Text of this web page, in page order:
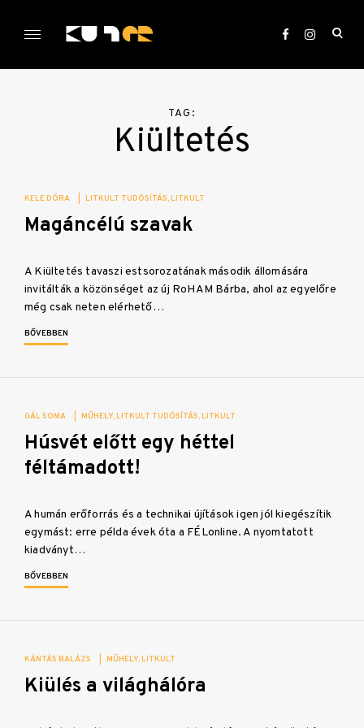
KULTer.hu
TAG:
Kiültetés
KELE DÓRA LITKULT TUDÓSÍTÁS LITKULT
Magáncélú szavak
A Kiültetés tavaszi estsorozatának második állomására
invitálták a közönséget az új RoHAM Bárba, ahol az egyelőre
még csak neten elérhető…
BŐVEBBEN
GÁL SOMA MŰHELY LITKULT TUDÓSÍTÁS LITKULT
Húsvét előtt egy héttel
féltámadott!
A humán erőforrás és a technikai újítások igen jól kiegészítik
egymást: erre példa évek óta a FÉLonline. A nyomtatott
kiadványt…
BŐVEBBEN
KÁNTÁS BALÁZS MŰHELY LITKULT
Kiülés a világhálóra